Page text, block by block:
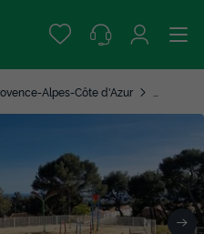
Alpes-Côte d'Azur